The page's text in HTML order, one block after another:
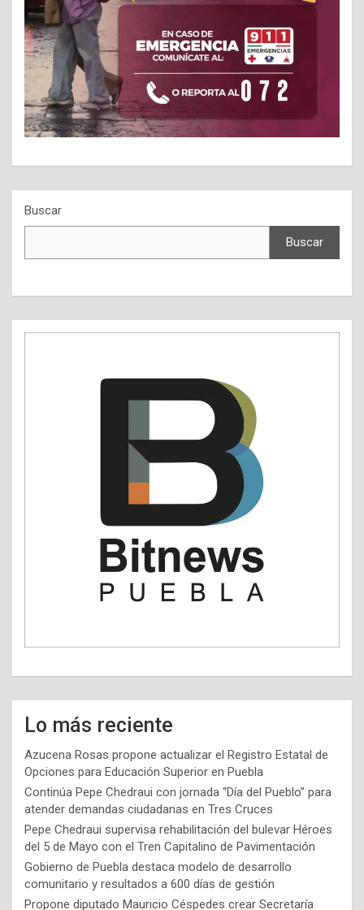
Buscar
Buscar
Lo más reciente
Azucena Rosas propone actualizar el Registro Estatal de
Opciones para Educación Superior en Puebla
Continúa Pepe Chedraui con jornada “Día del Pueblo” para
atender demandas ciudadanas en Tres Cruces
Pepe Chedraui supervisa rehabilitación del bulevar Héroes
del 5 de Mayo con el Tren Capitalino de Pavimentación
Gobierno de Puebla destaca modelo de desarrollo
comunitario y resultados a 600 días de gestión
Propone diputado Mauricio Céspedes crear Secretaría